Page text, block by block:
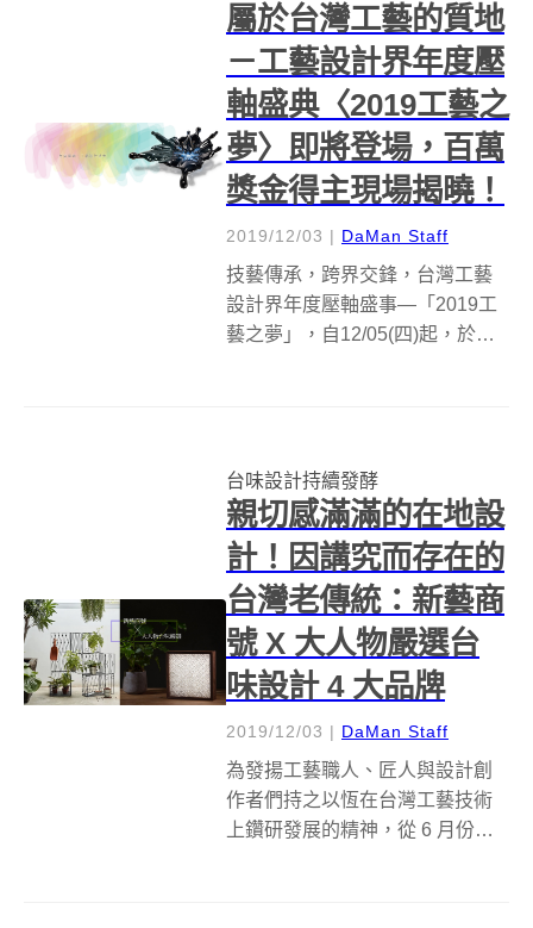
南與台中巡...
屬於台灣工藝的質地
－工藝設計界年度壓
軸盛典〈2019工藝之
夢〉即將登場，百萬
獎金得主現場揭曉！
2019/12/03 | DaMan Staff
技藝傳承，跨界交鋒，台灣工藝
設計界年度壓軸盛事—「2019工
藝之夢」，自12/05(四)起，於新
新光三越文教基金會與新...
台味設計持續發酵
親切感滿滿的在地設
計！因講究而存在的
台灣老傳統：新藝商
號 X 大人物嚴選台
味設計 4 大品牌
2019/12/03 | DaMan Staff
為發揚工藝職人、匠人與設計創
作者們持之以恆在台灣工藝技術
上鑽研發展的精神，從 6 月份上